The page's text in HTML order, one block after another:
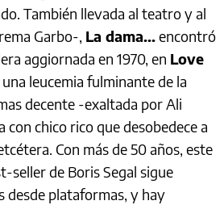
También llevada al teatro y al
Garbo-, La dama...encontró
aggiornada en 1970, en Love
leucemia fulminante de la
decente -exaltada por Ali
con chico rico que desobedece a
Con más de 50 años, este
seller de Boris Segal sigue
desde plataformas, y hay